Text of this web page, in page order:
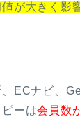
が大きく影
ECナビ、
ーは会員数